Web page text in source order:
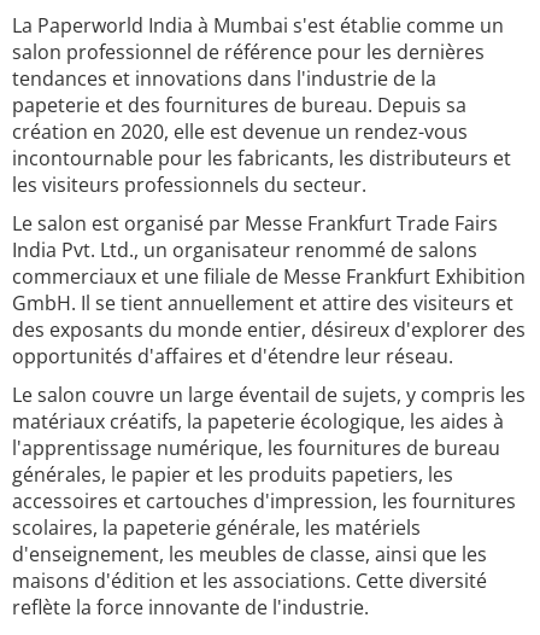
La Paperworld India à Mumbai s'est établie comme un
salon professionnel de référence pour les dernières
tendances et innovations dans l'industrie de la
papeterie et des fournitures de bureau. Depuis sa
création en 2020, elle est devenue un rendez-vous
incontournable pour les fabricants, les distributeurs et
les visiteurs professionnels du secteur.
Le salon est organisé par Messe Frankfurt Trade Fairs
India Pvt. Ltd., un organisateur renommé de salons
commerciaux et une filiale de Messe Frankfurt Exhibition
GmbH. Il se tient annuellement et attire des visiteurs et
des exposants du monde entier, désireux d'explorer des
opportunités d'affaires et d'étendre leur réseau.
Le salon couvre un large éventail de sujets, y compris les
matériaux créatifs, la papeterie écologique, les aides à
l'apprentissage numérique, les fournitures de bureau
générales, le papier et les produits papetiers, les
accessoires et cartouches d'impression, les fournitures
scolaires, la papeterie générale, les matériels
d'enseignement, les meubles de classe, ainsi que les
maisons d'édition et les associations. Cette diversité
reflète la force innovante de l'industrie.